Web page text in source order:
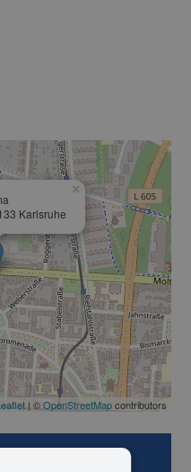
Karlsruhe
×
| ©OpenStreetMapcontributors